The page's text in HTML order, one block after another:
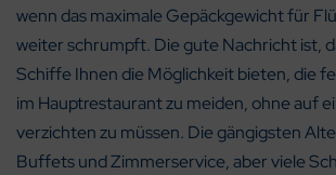
wenn das maximale Gepäckgewicht für
weiter schrumpft. Die gute Nachricht ist,
Schiffe Ihnen die Möglichkeit bieten, die
im Hauptrestaurant zu meiden, ohne auf
verzichten zu müssen. Die gängigsten
Buffets und Zimmerservice, aber viele